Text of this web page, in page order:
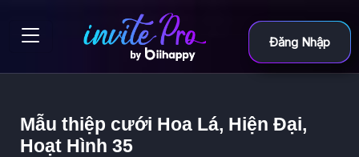
Đăng Nhập
Mẫu thiệp cưới Hoa Lá, Hiện Đại,
Hoạt Hình 35